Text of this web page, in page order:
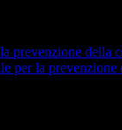
prevenzione della
per la